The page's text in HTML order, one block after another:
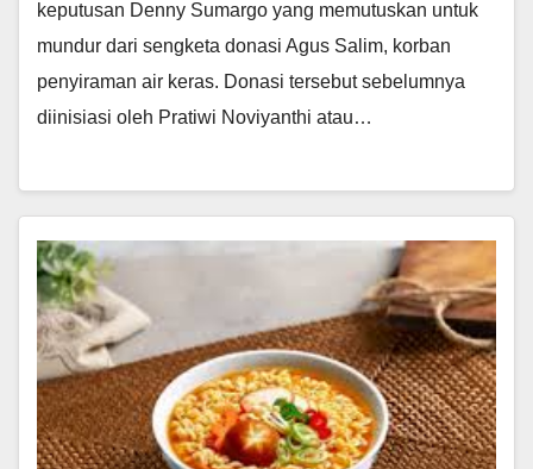
keputusan Denny Sumargo yang memutuskan untuk
mundur dari sengketa donasi Agus Salim, korban
penyiraman air keras. Donasi tersebut sebelumnya
diinisiasi oleh Pratiwi Noviyanthi atau…